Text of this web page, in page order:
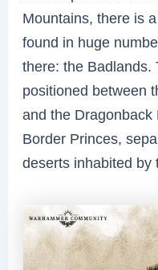
Mountains, there is
found in huge
there: the Badlands.
positioned between
and the
Border Princes,
deserts inhabited by